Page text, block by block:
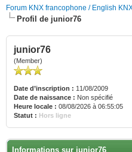
Forum KNX francophone / English
Profil de junior76
junior76
(Member)
Date d’inscription : 11/08/2009
Date de naissance : Non spécifié
Heure locale : 08/08/2026 à 06:55:05
Statut : Hors ligne
Informations sur junior76